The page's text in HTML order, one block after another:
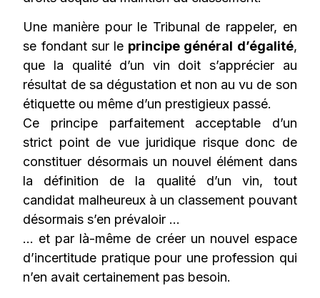
Une manière pour le Tribunal de rappeler, en
se fondant sur le principe général d’égalité,
que la qualité d’un vin doit s’apprécier au
résultat de sa dégustation et non au vu de son
étiquette ou même d’un prestigieux passé.
Ce principe parfaitement acceptable d’un
strict point de vue juridique risque donc de
constituer désormais un nouvel élément dans
la définition de la qualité d’un vin, tout
candidat malheureux à un classement pouvant
désormais s’en prévaloir …
… et par là-même de créer un nouvel espace
d’incertitude pratique pour une profession qui
n’en avait certainement pas besoin.